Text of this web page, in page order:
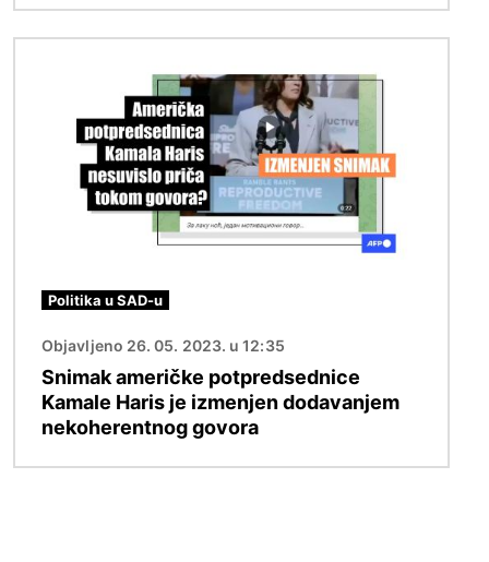
Politika u SAD-u
Objavljeno 26. 05. 2023. u 12:35
Snimak američke potpredsednice
Kamale Haris je izmenjen dodavanjem
nekoherentnog govora